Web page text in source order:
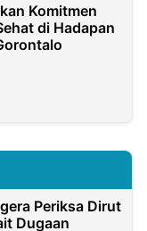
Komitmen
di Hadapan
Periksa Dirut
Dugaan